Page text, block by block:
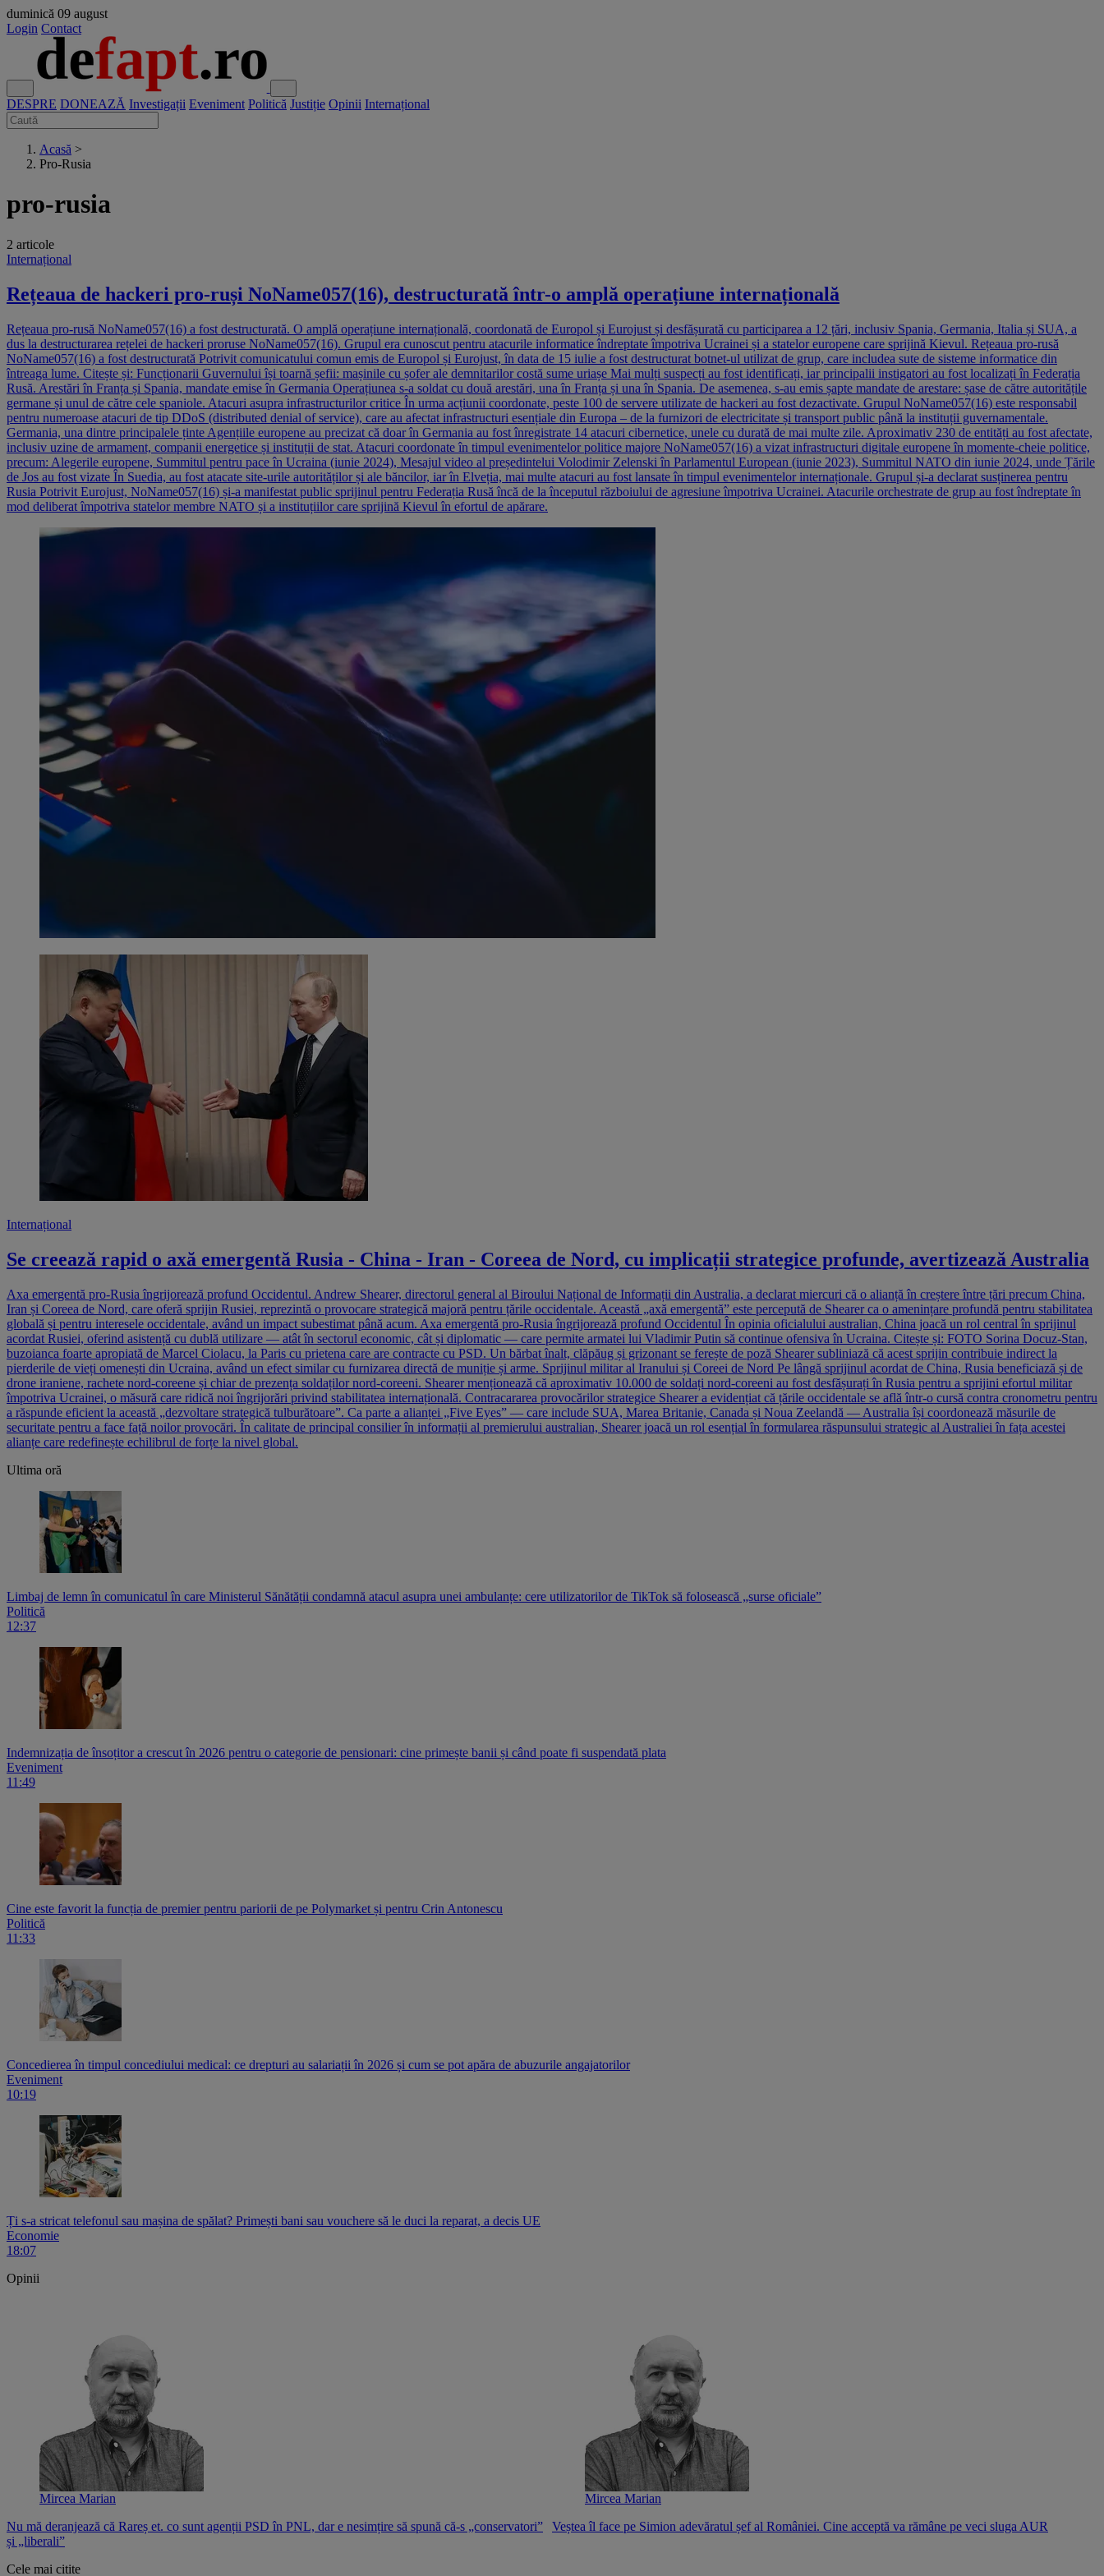
duminică 09 august
Login Contact
DESPRE DONEAZĂ Investigații Eveniment Politică Justiție Opinii Internațional
Acasă >
Pro-Rusia
pro-rusia
2 articole
Internațional
Rețeaua de hackeri pro-ruși NoName057(16), destructurată într-o amplă operațiune internațională
Rețeaua pro-rusă NoName057(16) a fost destructurată. O amplă operațiune internațională, coordonată de Europol și Eurojust și desfășurată cu participarea a 12 țări, inclusiv Spania, Germania, Italia și SUA, a
dus la destructurarea rețelei de hackeri proruse NoName057(16). Grupul era cunoscut pentru atacurile informatice îndreptate împotriva Ucrainei și a statelor europene care sprijină Kievul. Rețeaua pro-rusă
NoName057(16) a fost destructurată Potrivit comunicatului comun emis de Europol și Eurojust, în data de 15 iulie a fost destructurat botnet-ul utilizat de grup, care includea sute de sisteme informatice din
întreaga lume. Citește și: Funcționarii Guvernului își toarnă șefii: mașinile cu șofer ale demnitarilor costă sume uriașe Mai mulți suspecți au fost identificați, iar principalii instigatori au fost localizați în Federația
Rusă. Arestări în Franța și Spania, mandate emise în Germania Operațiunea s-a soldat cu două arestări, una în Franța și una în Spania. De asemenea, s-au emis șapte mandate de arestare: șase de către autoritățile
germane și unul de către cele spaniole. Atacuri asupra infrastructurilor critice În urma acțiunii coordonate, peste 100 de servere utilizate de hackeri au fost dezactivate. Grupul NoName057(16) este responsabil
pentru numeroase atacuri de tip DDoS (distributed denial of service), care au afectat infrastructuri esențiale din Europa – de la furnizori de electricitate și transport public până la instituții guvernamentale.
Germania, una dintre principalele ținte Agențiile europene au precizat că doar în Germania au fost înregistrate 14 atacuri cibernetice, unele cu durată de mai multe zile. Aproximativ 230 de entități au fost afectate,
inclusiv uzine de armament, companii energetice și instituții de stat. Atacuri coordonate în timpul evenimentelor politice majore NoName057(16) a vizat infrastructuri digitale europene în momente-cheie politice,
precum: Alegerile europene, Summitul pentru pace în Ucraina (iunie 2024), Mesajul video al președintelui Volodimir Zelenski în Parlamentul European (iunie 2023), Summitul NATO din iunie 2024, unde Țările
de Jos au fost vizate În Suedia, au fost atacate site-urile autorităților și ale băncilor, iar în Elveția, mai multe atacuri au fost lansate în timpul evenimentelor internaționale. Grupul și-a declarat susținerea pentru
Rusia Potrivit Eurojust, NoName057(16) și-a manifestat public sprijinul pentru Federația Rusă încă de la începutul războiului de agresiune împotriva Ucrainei. Atacurile orchestrate de grup au fost îndreptate în
mod deliberat împotriva statelor membre NATO și a instituțiilor care sprijină Kievul în efortul de apărare.
Internațional
Se creează rapid o axă emergentă Rusia - China - Iran - Coreea de Nord, cu implicații strategice profunde, avertizează Australia
Axa emergentă pro-Rusia îngrijorează profund Occidentul. Andrew Shearer, directorul general al Biroului Național de Informații din Australia, a declarat miercuri că o alianță în creștere între țări precum China,
Iran și Coreea de Nord, care oferă sprijin Rusiei, reprezintă o provocare strategică majoră pentru țările occidentale. Această „axă emergentă” este percepută de Shearer ca o amenințare profundă pentru stabilitatea
globală și pentru interesele occidentale, având un impact subestimat până acum. Axa emergentă pro-Rusia îngrijorează profund Occidentul În opinia oficialului australian, China joacă un rol central în sprijinul
acordat Rusiei, oferind asistență cu dublă utilizare — atât în sectorul economic, cât și diplomatic — care permite armatei lui Vladimir Putin să continue ofensiva în Ucraina. Citește și: FOTO Sorina Docuz-Stan,
buzoianca foarte apropiată de Marcel Ciolacu, la Paris cu prietena care are contracte cu PSD. Un bărbat înalt, clăpăug și grizonant se ferește de poză Shearer subliniază că acest sprijin contribuie indirect la
pierderile de vieți omenești din Ucraina, având un efect similar cu furnizarea directă de muniție și arme. Sprijinul militar al Iranului și Coreei de Nord Pe lângă sprijinul acordat de China, Rusia beneficiază și de
drone iraniene, rachete nord-coreene și chiar de prezența soldaților nord-coreeni. Shearer menționează că aproximativ 10.000 de soldați nord-coreeni au fost desfășurați în Rusia pentru a sprijini efortul militar
împotriva Ucrainei, o măsură care ridică noi îngrijorări privind stabilitatea internațională. Contracararea provocărilor strategice Shearer a evidențiat că țările occidentale se află într-o cursă contra cronometru pentru
a răspunde eficient la această „dezvoltare strategică tulburătoare”. Ca parte a alianței „Five Eyes” — care include SUA, Marea Britanie, Canada și Noua Zeelandă — Australia își coordonează măsurile de
securitate pentru a face față noilor provocări. În calitate de principal consilier în informații al premierului australian, Shearer joacă un rol esențial în formularea răspunsului strategic al Australiei în fața acestei
alianțe care redefinește echilibrul de forțe la nivel global.
Ultima oră
Limbaj de lemn în comunicatul în care Ministerul Sănătății condamnă atacul asupra unei ambulanțe: cere utilizatorilor de TikTok să folosească „surse oficiale”
Politică
12:37
Indemnizația de însoțitor a crescut în 2026 pentru o categorie de pensionari: cine primește banii și când poate fi suspendată plata
Eveniment
11:49
Cine este favorit la funcția de premier pentru pariorii de pe Polymarket și pentru Crin Antonescu
Politică
11:33
Concedierea în timpul concediului medical: ce drepturi au salariații în 2026 și cum se pot apăra de abuzurile angajatorilor
Eveniment
10:19
Ți s-a stricat telefonul sau mașina de spălat? Primești bani sau vouchere să le duci la reparat, a decis UE
Economie
18:07
Opinii
Mircea Marian
Nu mă deranjează că Rareș et. co sunt agenții PSD în PNL, dar e nesimțire să spună că-s „conservatori”
și „liberali”
Mircea Marian
Veștea îl face pe Simion adevăratul șef al României. Cine acceptă va rămâne pe veci sluga AUR
Cele mai citite